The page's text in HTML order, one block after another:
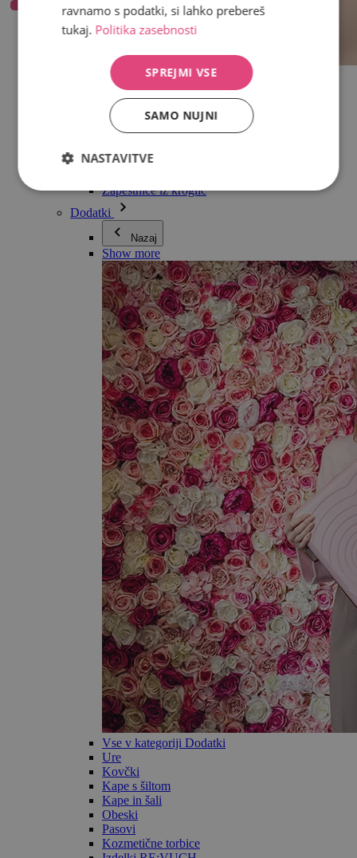
Vse v kategoriji Nakit
Uhani
Zapestnice
Ogrlice
Kolekcija Adéle Pečlové
Nakit za pare
Zapestnice iz kroglic
Dodatki
Nazaj
Show more
Vse v kategoriji Dodatki
Ure
Kovčki
Kape s šiltom
Kape in šali
Obeski
Pasovi
Kozmetične torbice
ravnamo s podatki, si lahko prebereš
tukaj. Politika zasebnosti
SPREJMI VSE
SAMO NUJNI
NASTAVITVE